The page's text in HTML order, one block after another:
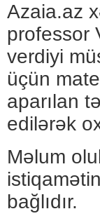
Azaia.az
professor
verdiyi
üçün
aparılan
edilərək
Məlum
bağlıdır.